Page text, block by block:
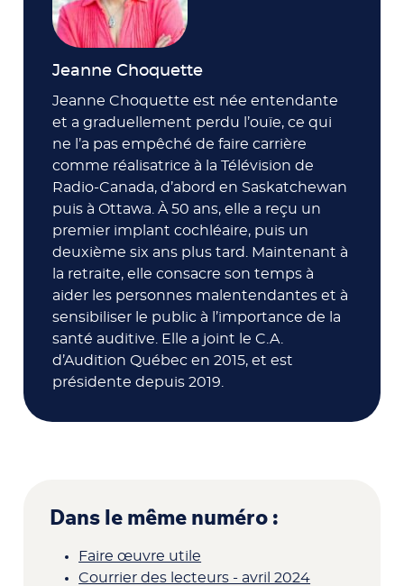
Jeanne Choquette
Jeanne Choquette est née entendante
et a graduellement perdu l’ouïe, ce qui
ne l’a pas empêché de faire carrière
comme réalisatrice à la Télévision de
Radio-Canada, d’abord en Saskatchewan
puis à Ottawa. À 50 ans, elle a reçu un
premier implant cochléaire, puis un
deuxième six ans plus tard. Maintenant à
la retraite, elle consacre son temps à
aider les personnes malentendantes et à
sensibiliser le public à l’importance de la
santé auditive. Elle a joint le C.A.
d’Audition Québec en 2015, et est
présidente depuis 2019.
Dans le même numéro :
Faire œuvre utile
Courrier des lecteurs - avril 2024